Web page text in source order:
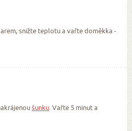
snižte teplotu a vařte doměkka -
šunku. Vařte 5 minut a